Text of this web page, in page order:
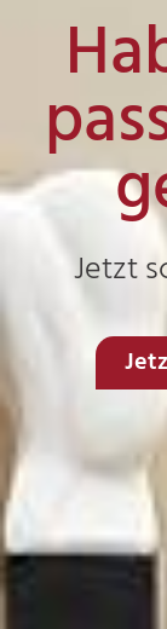
Jetzt